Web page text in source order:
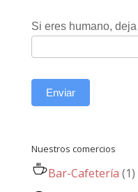
Si eres humano,
Enviar
Nuestros comercios
Bar-Cafetería (1)